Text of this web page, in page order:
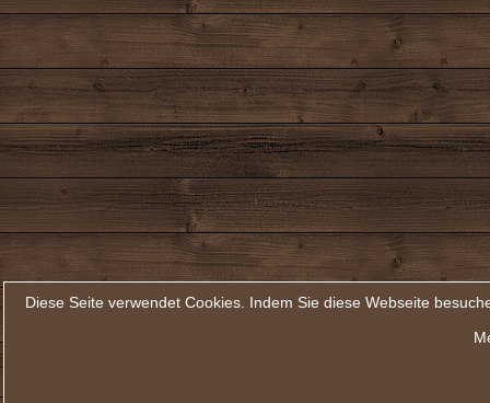
Diese Seite verwendet Cookies. Indem Sie diese Webseite